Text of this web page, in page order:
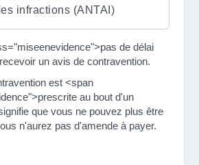
infractions (ANTAI)
de délai
un avis de contravention.
est <span
au bout d'un
que vous ne pouvez plus être
n'aurez pas d'amende à payer.